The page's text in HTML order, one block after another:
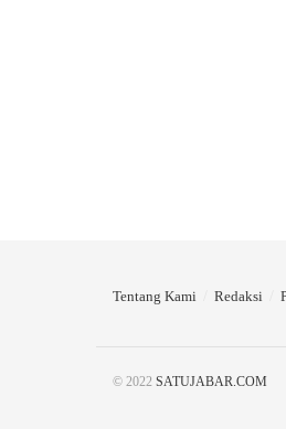
Tentang Kami Redaksi
© 2022 SATUJABAR.COM